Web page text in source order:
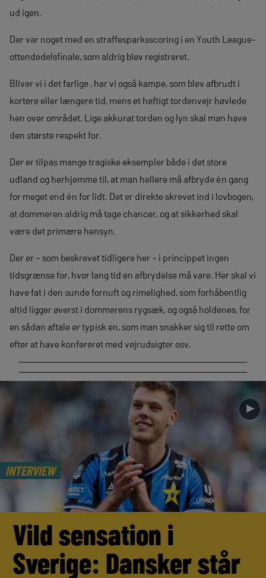
ud igen.
Der var noget med en straffesparksscoring i en Youth League-
ottendedelsfinale, som aldrig blev registreret.
Bliver vi i det farlige , har vi også kampe, som blev afbrudt i
kortere eller længere tid, mens et heftigt tordenvejr høvlede
hen over området. Lige akkurat torden og lyn skal man have
den største respekt for.
Der er tilpas mange tragiske eksempler både i det store
udland og herhjemme til, at man hellere må afbryde én gang
for meget end én for lidt. Det er direkte skrevet ind i lovbogen,
at dommeren aldrig må tage chancer, og at sikkerhed skal
være det primære hensyn.
Der er – som beskrevet tidligere her – i princippet ingen
tidsgrænse for, hvor lang tid en afbrydelse må vare. Her skal vi
have fat i den sunde fornuft og rimelighed, som forhåbentlig
altid ligger øverst i dommerens rygsæk, og også holdenes, for
en sådan aftale er typisk en, som man snakker sig til rette om
efter at have konfereret med vejrudsigter osv.
INTERVIEW
►
Vild sensation i
Sverige: Dansker står